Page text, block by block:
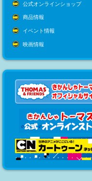
公式オンラインショップ
商品情報
イベント情報
映画情報